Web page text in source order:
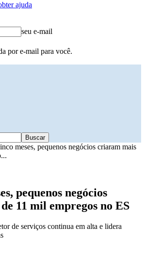
ajuda
seu e-mail
por e-mail para você.
meses, pequenos negócios criaram mais
pequenos negócios
11 mil empregos no ES
de serviços continua em alta e lidera